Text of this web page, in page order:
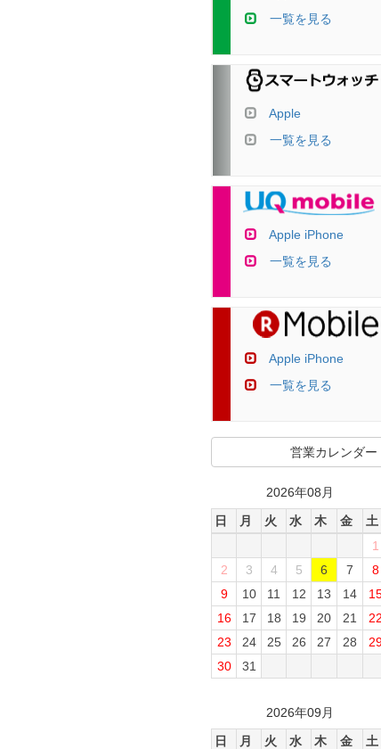
一覧を見る
Apple
一覧を見る
Apple iPhone
一覧を見る
Apple iPhone
一覧を見る
営業カレンダー
2026年08月
日
月 火 水 木 金
土
1
2
3 4 5 6 7
8
9
10 11 12 13 14
16
17 18 19 20 21
22
23
24 25 26 27 28
30
31
2026年09月
日
月 火 水 木 金 土